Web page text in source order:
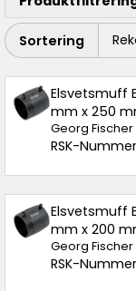
Sortering
Elsvetsmuff
mm x 250
Georg Fischer
RSK-
Elsvetsmuff
mm x 200
Georg Fischer
RSK-